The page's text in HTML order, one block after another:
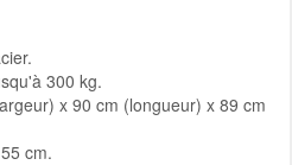
300 kg.
x 90 cm (longueur) x 89 cm
cm.